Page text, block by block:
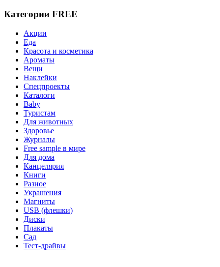
Категории FREE
Акции
Еда
Красота и косметика
Ароматы
Вещи
Наклейки
Спецпроекты
Каталоги
Baby
Туристам
Для животных
Здоровье
Журналы
Free sample в мире
Для дома
Канцелярия
Книги
Разное
Украшения
Магниты
USB (флешки)
Диски
Плакаты
Сад
Тест-драйвы